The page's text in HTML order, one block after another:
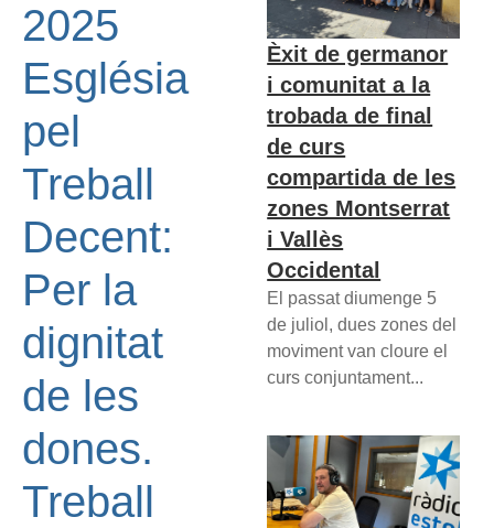
2025
Església
pel
Treball
Decent:
Per la
dignitat
de les
dones.
Treball
Èxit de germanor
i comunitat a la
trobada de final
de curs
compartida de les
zones Montserrat
i Vallès
Occidental
El passat diumenge 5
de juliol, dues zones del
moviment van cloure el
curs conjuntament...